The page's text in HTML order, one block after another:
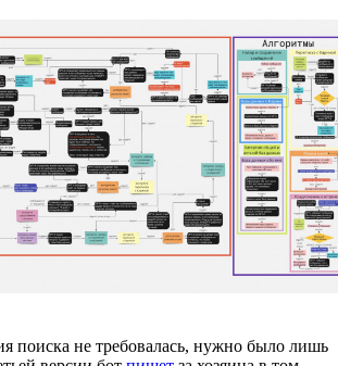
поиска не требовалась, нужно было лишь